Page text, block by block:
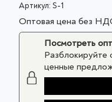
Артикул: S-1
Оптовая цена без
Посмотреть
Разблокируйте
ценные